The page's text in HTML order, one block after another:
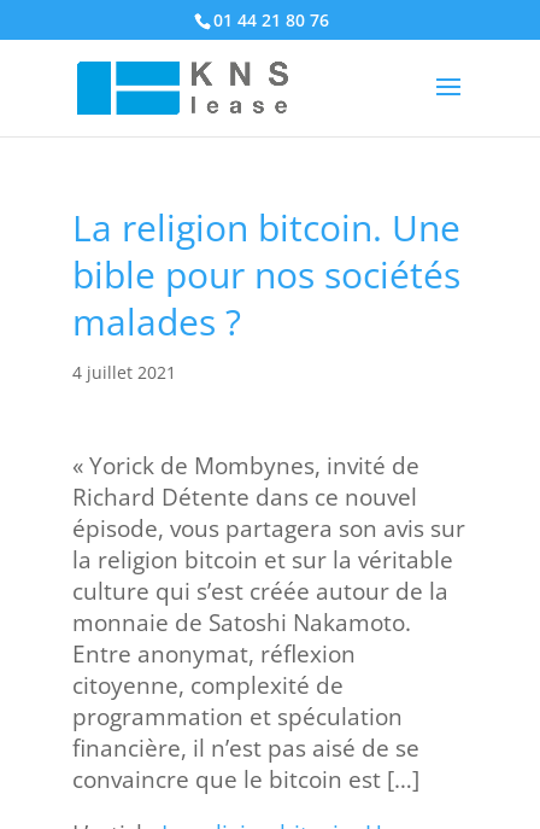
01 44 21 80 76
La religion bitcoin. Une
bible pour nos sociétés
malades ?
4 juillet 2021
« Yorick de Mombynes, invité de
Richard Détente dans ce nouvel
épisode, vous partagera son avis sur
la religion bitcoin et sur la véritable
culture qui s’est créée autour de la
monnaie de Satoshi Nakamoto.
Entre anonymat, réflexion
citoyenne, complexité de
programmation et spéculation
financière, il n’est pas aisé de se
convaincre que le bitcoin est […]